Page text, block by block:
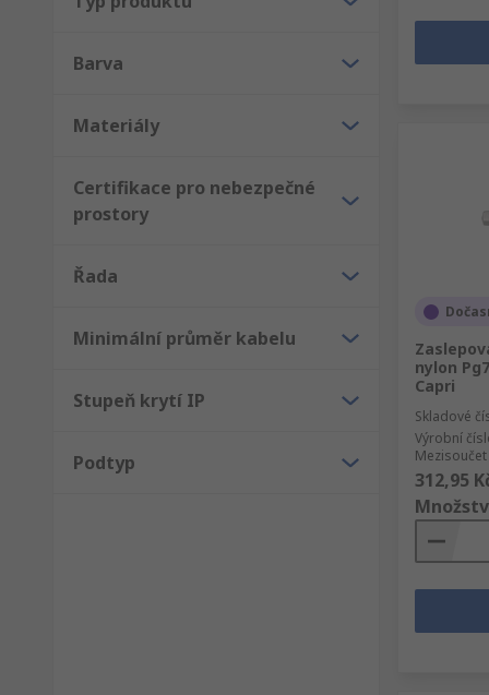
Barva
Materiály
Certifikace pro nebezpečné
prostory
Řada
Minimální průměr kabelu
Stupeň krytí IP
Podtyp
nylon
Capri
Skladové
Výrobní
312,95